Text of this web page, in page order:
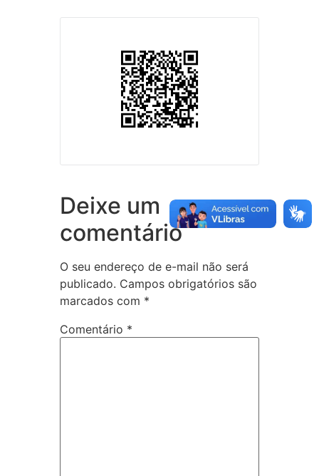
Deixe um
comentário
O seu endereço de e-mail não será
publicado. Campos obrigatórios são
marcados com *
Comentário *